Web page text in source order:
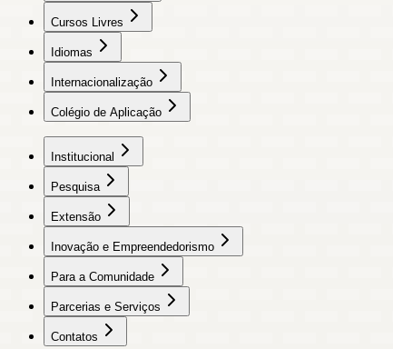
Cursos Livres
Idiomas
Internacionalização
Colégio de Aplicação
Institucional
Pesquisa
Extensão
Inovação e Empreendedorismo
Para a Comunidade
Parcerias e Serviços
Contatos